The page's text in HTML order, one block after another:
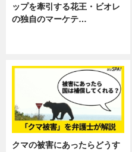
ップを牽引する花王・ビオレ
の独自のマーケテ…
クマの被害にあったらどうす